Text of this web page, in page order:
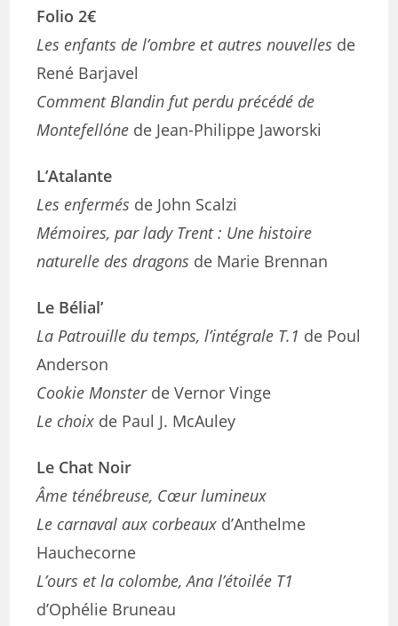
Folio 2€
Les enfants de l’ombre et autres nouvelles de
René Barjavel
Comment Blandin fut perdu précédé de
Montefellóne de Jean-Philippe Jaworski
L’Atalante
Les enfermés de John Scalzi
Mémoires, par lady Trent : Une histoire
naturelle des dragons de Marie Brennan
Le Bélial’
La Patrouille du temps, l’intégrale T.1 de Poul
Anderson
Cookie Monsterde Vernor Vinge
Le choix de Paul J. McAuley
Le Chat Noir
Âme ténébreuse, Cœur lumineux
Le carnaval aux corbeaux d’Anthelme
Hauchecorne
L’ours et la colombe, Ana l’étoilée T1
d’Ophélie Bruneau